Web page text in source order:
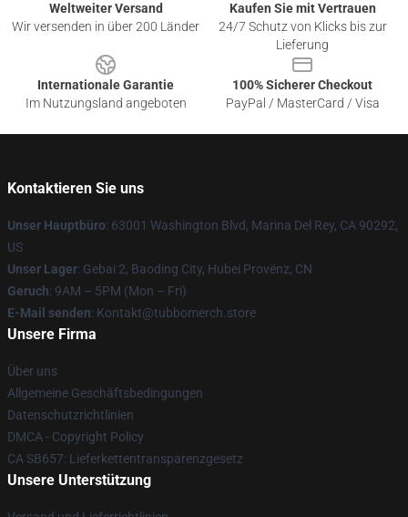
Weltweiter Versand
Wir versenden in über 200 Länder
Kaufen Sie mit Vertrauen
24/7 Schutz von Klicks bis zur
Lieferung
Internationale Garantie
Im Nutzungsland angeboten
100% Sicherer Checkout
PayPal / MasterCard / Visa
Kontaktieren Sie uns
Unser Hauptbüro: 63001 Washington Blvd, Marina Del Rey, CA 90292,
US
Unser Lager: Gebai 2, Baoding City, Hubei Provënz, CN
Geruch: 9AM – 5PM (Mon – Fri)
E-Mail senden: Kontakt@tubbomerch.store
Unsere Firma
Über uns
Allgemeine Geschäftsbedingungen
Datenschutzrichtlinien
DMCA - Copyright Policy
CA SB657: Lieferkettentransparenzgesetz
Unsere Unterstützung